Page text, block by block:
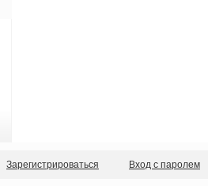
Зарегистрироваться Вход с паролем